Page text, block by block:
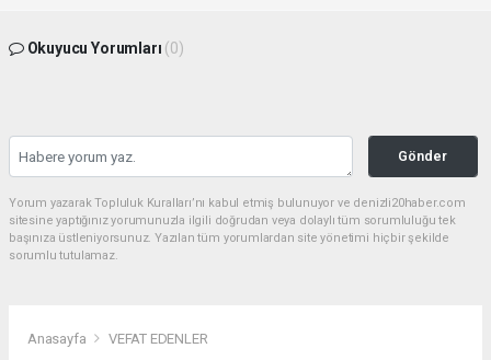
Okuyucu Yorumları (0)
Gönder
Yorum yazarak Topluluk Kuralları’nı kabul etmiş bulunuyor ve denizli20haber.com
sitesine yaptığınız yorumunuzla ilgili doğrudan veya dolaylı tüm sorumluluğu tek
başınıza üstleniyorsunuz. Yazılan tüm yorumlardan site yönetimi hiçbir şekilde
sorumlu tutulamaz.
Anasayfa VEFAT EDENLER